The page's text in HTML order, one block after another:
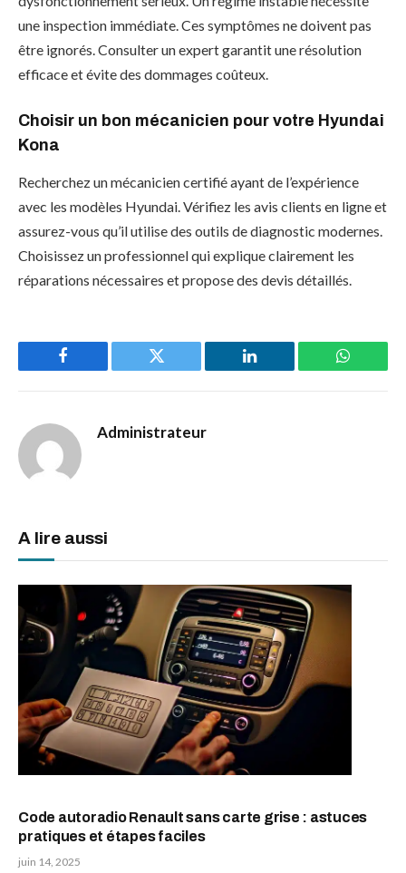
une inspection immédiate. Ces symptômes ne doivent pas
être ignorés. Consulter un expert garantit une résolution
efficace et évite des dommages coûteux.
Choisir un bon mécanicien pour votre Hyundai
Kona
Recherchez un mécanicien certifié ayant de l’expérience
avec les modèles Hyundai. Vérifiez les avis clients en ligne et
assurez-vous qu’il utilise des outils de diagnostic modernes.
Choisissez un professionnel qui explique clairement les
réparations nécessaires et propose des devis détaillés.
Facebook Twitter LinkedIn
Administrateur
A lire aussi
Code autoradio Renault sans carte grise : astuces
pratiques et étapes faciles
juin 14, 2025